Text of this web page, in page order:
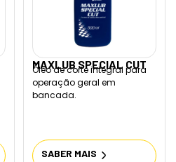
MAXLUB SPECIAL CUT
Óleo de corte integral para
operação geral em
bancada.
SABER MAIS